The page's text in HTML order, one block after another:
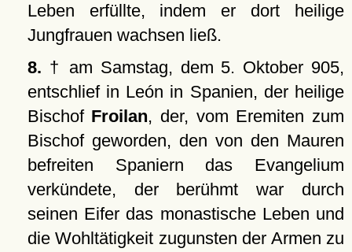
Leben erfüllte, indem er dort heilige
Jungfrauen wachsen ließ.
8. † am Samstag, dem 5. Oktober 905,
entschlief in León in Spanien, der heilige
Bischof Froilan, der, vom Eremiten zum
Bischof geworden, den von den Mauren
befreiten Spaniern das Evangelium
verkündete, der berühmt war durch
seinen Eifer das monastische Leben und
die Wohltätigkeit zugunsten der Armen zu